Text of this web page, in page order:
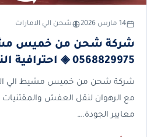
14 مارس 2026 شحن الي الامارات
شركة شحن من خميس
0568829975 ◈ احترافية النقل الدولي
شركة شحن من خميس مشيط الي
مع الرهوان لنقل العفش
معايير الجودة.…